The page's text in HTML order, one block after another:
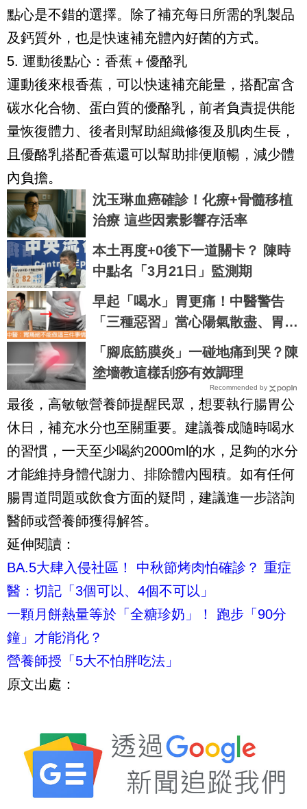
點心是不錯的選擇。除了補充每日所需的乳製品
及鈣質外，也是快速補充體內好菌的方式。
5. 運動後點心：香蕉＋優酪乳
運動後來根香蕉，可以快速補充能量，搭配富含
碳水化合物、蛋白質的優酪乳，前者負責提供能
量恢復體力、後者則幫助組織修復及肌肉生長，
且優酪乳搭配香蕉還可以幫助排便順暢，減少體
內負擔。
沈玉琳血癌確診！化療+骨髓移植
治療 這些因素影響存活率
本土再度+0後下一道關卡？ 陳時
中點名「3月21日」監測期
早起「喝水」胃更痛！中醫警告
「三種惡習」當心陽氣散盡、胃壁
爛成泥｜每日健康 Health
「腳底筋膜炎」一碰地痛到哭？陳
塗墻教這樣刮痧有效調理
Recommended by
最後，高敏敏營養師提醒民眾，想要執行腸胃公
休日，補充水分也至關重要。建議養成隨時喝水
的習慣，一天至少喝約2000ml的水，足夠的水分
才能維持身體代謝力、排除體內囤積。如有任何
腸胃道問題或飲食方面的疑問，建議進一步諮詢
醫師或營養師獲得解答。
延伸閱讀：
BA.5大肆入侵社區！ 中秋節烤肉怕確診？ 重症
醫：切記「3個可以、4個不可以」
一顆月餅熱量等於「全糖珍奶」！ 跑步「90分
鐘」才能消化？
營養師授「5大不怕胖吃法」
原文出處：